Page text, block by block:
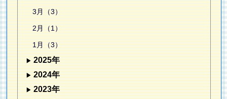
3月（3）
2月（1）
1月（3）
2025年
2024年
2023年